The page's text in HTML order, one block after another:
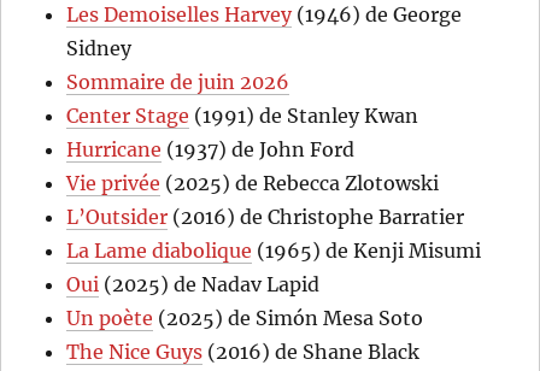
Les Demoiselles Harvey(1946) de George
Sidney
Sommaire de juin 2026
Center Stage (1991) de Stanley Kwan
Hurricane (1937) de John Ford
Vie privée (2025) de Rebecca Zlotowski
L’Outsider (2016) de Christophe Barratier
La Lame diabolique (1965) de Kenji Misumi
Oui (2025) de Nadav Lapid
Un poète (2025) de Simón Mesa Soto
The Nice Guys (2016) de Shane Black